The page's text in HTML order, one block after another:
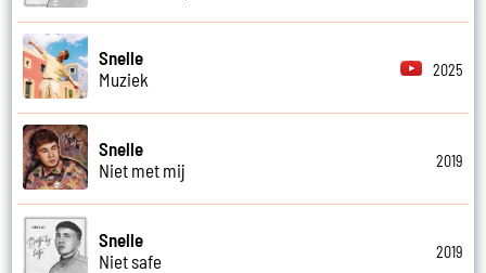
Snelle
Muziek
2025
Snelle
Niet met mij
2019
Snelle
Niet safe
2019